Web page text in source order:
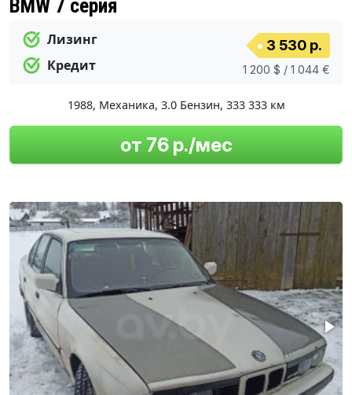
BMW 7 серия
Лизинг
Кредит
3 530 р.
1 200 $ / 1 044 €
1988, Механика, 3.0 Бензин, 333 333 км
от 76 р./мес